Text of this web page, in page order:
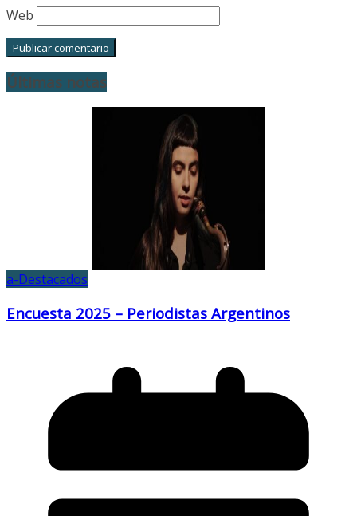
Web
Últimas notas
a-Destacados
Encuesta 2025 – Periodistas Argentinos